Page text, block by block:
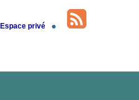
Espace privé